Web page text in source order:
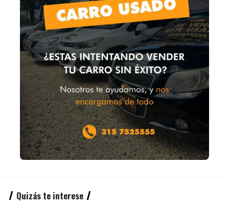
Quizás te interese